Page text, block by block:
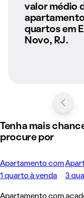
valor médio
quartos em
Novo, RJ.
Tenha mais
procure por
Apartamento com
1 quarto à venda
3